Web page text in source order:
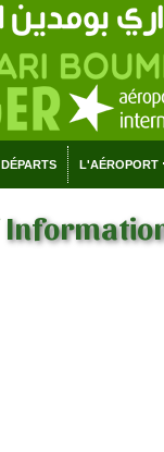
DÉPARTS L'AÉROPORT